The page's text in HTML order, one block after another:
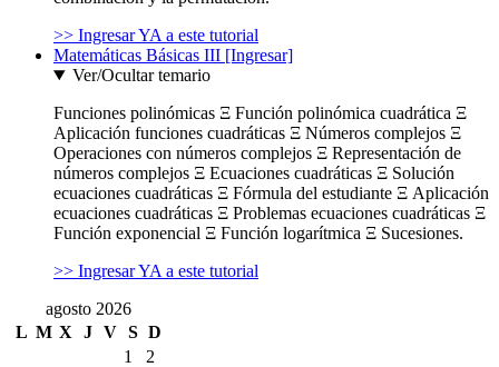
>> Ingresar YA a este tutorial
Matemáticas Básicas III [Ingresar]
Ver/Ocultar temario
Funciones polinómicas Ξ Función polinómica cuadrática Ξ
Aplicación funciones cuadráticas Ξ Números complejos Ξ
Operaciones con números complejos Ξ Representación de
números complejos Ξ Ecuaciones cuadráticas Ξ Solución
ecuaciones cuadráticas Ξ Fórmula del estudiante Ξ Aplicación
ecuaciones cuadráticas Ξ Problemas ecuaciones cuadráticas Ξ
Función exponencial Ξ Función logarítmica Ξ Sucesiones.
>> Ingresar YA a este tutorial
agosto 2026
L M X J V S D
1
2